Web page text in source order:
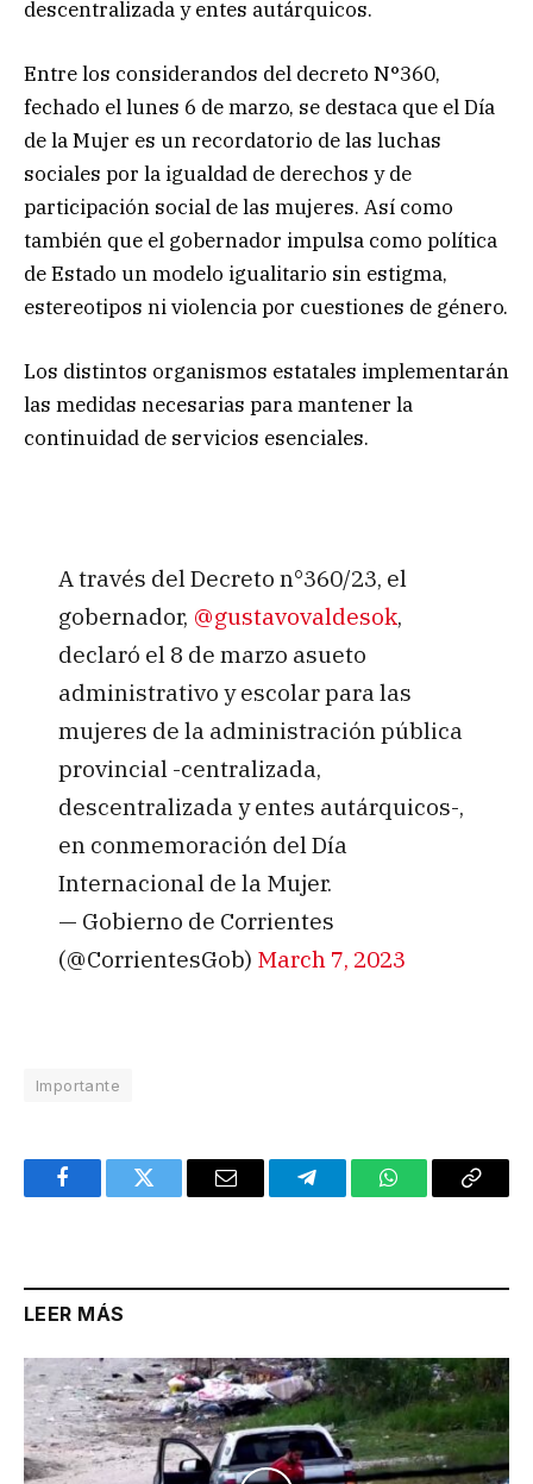
descentralizada y entes autárquicos.
Entre los considerandos del decreto N°360,
fechado el lunes 6 de marzo, se destaca que el Día
de la Mujer es un recordatorio de las luchas
sociales por la igualdad de derechos y de
participación social de las mujeres. Así como
también que el gobernador impulsa como política
de Estado un modelo igualitario sin estigma,
estereotipos ni violencia por cuestiones de género.
Los distintos organismos estatales implementarán
las medidas necesarias para mantener la
continuidad de servicios esenciales.
A través del Decreto n°360/23, el
gobernador, @gustavovaldesok,
declaró el 8 de marzo asueto
administrativo y escolar para las
mujeres de la administración pública
provincial -centralizada,
descentralizada y entes autárquicos-,
en conmemoración del Día
Internacional de la Mujer.
— Gobierno de Corrientes
(@CorrientesGob) March 7, 2023
Importante
FacebookTwitter Email TelegramWhatsAppCopy
LEER MÁS